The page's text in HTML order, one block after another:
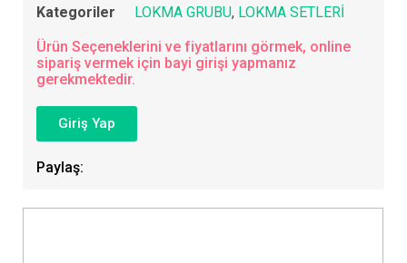
Kategoriler
LOKMA GRUBU, LOKMA SETLERİ
Ürün Seçeneklerini ve fiyatlarını görmek, online
sipariş vermek için bayi girişi yapmanız
gerekmektedir.
Giriş Yap
Paylaş: